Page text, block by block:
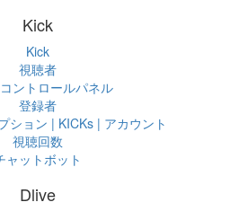
Kick
Kick
視聴者
ントロールパネル
登録者
ション | KICKs | アカウント
視聴回数
ャットボット
Dlive